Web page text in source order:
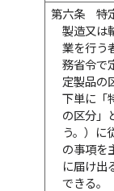
第六条
特
製造又は
業を行う
務省令で
定製品の
下単に「
の区分」
う。）に
の事項を
に届け出
できる。